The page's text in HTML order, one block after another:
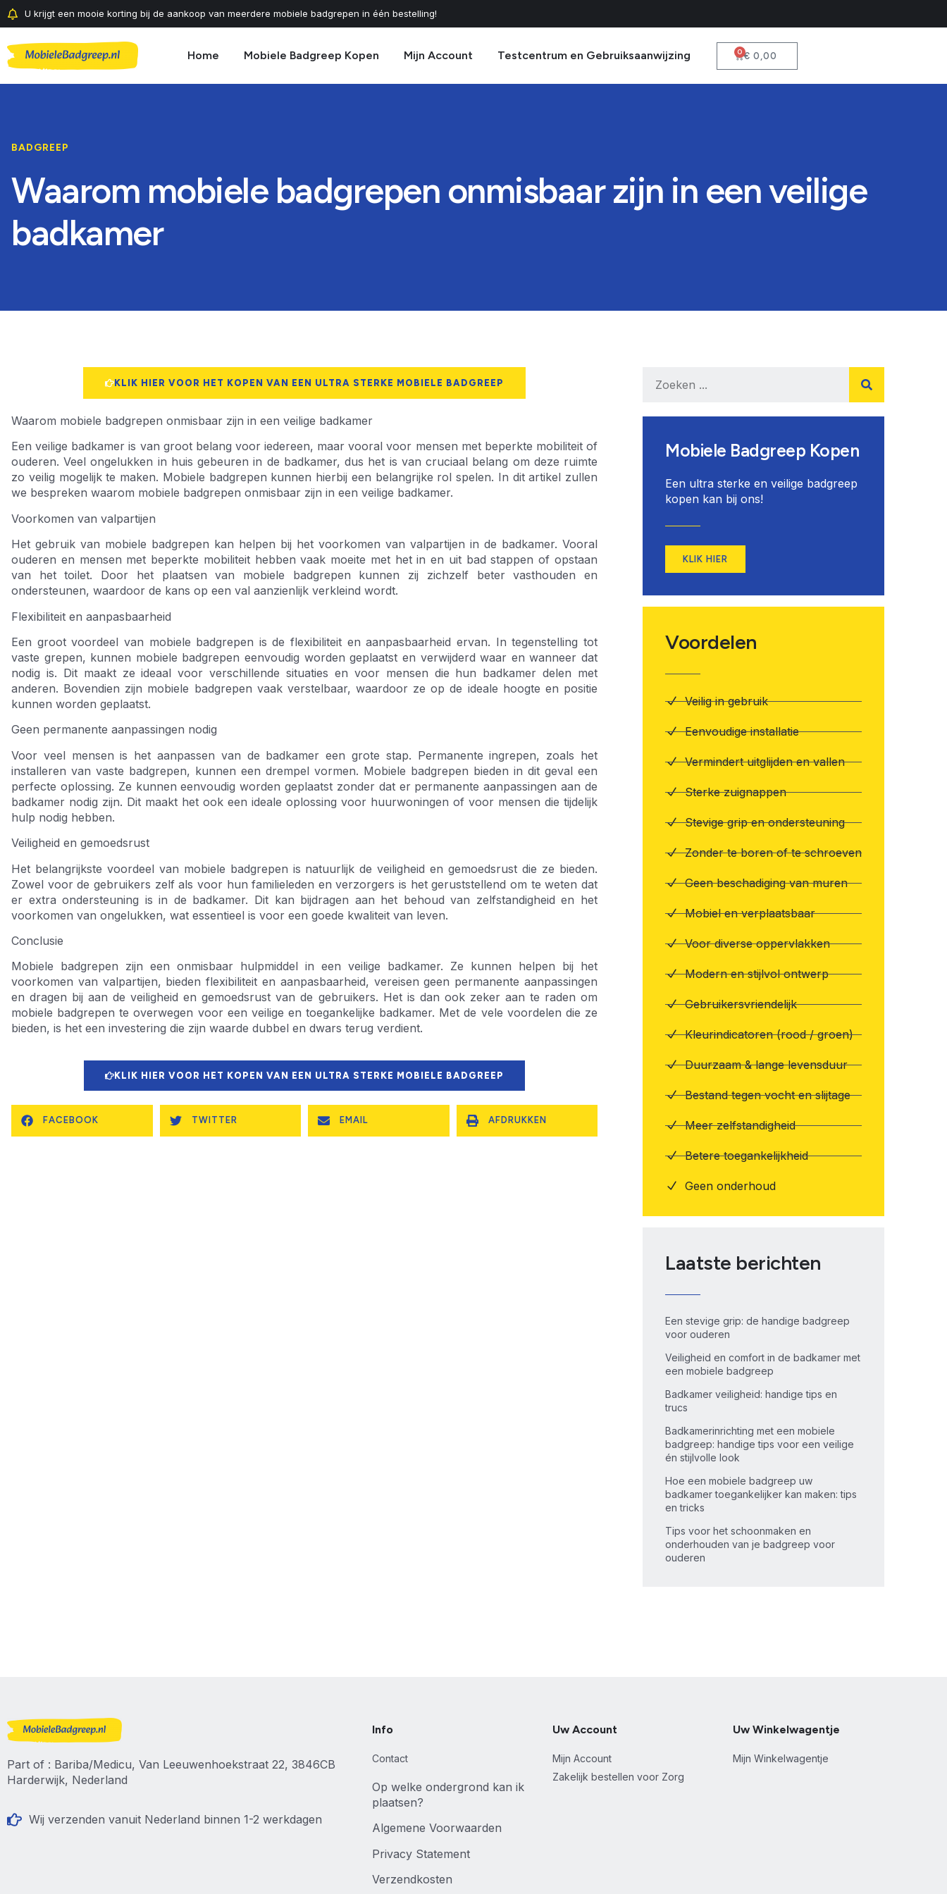
U krijgt een mooie korting bij de aankoop van meerdere mobiele badgrepen in één bestelling!
Home Mobiele Badgreep Kopen Mijn Account Testcentrum en Gebruiksaanwijzing € 0,00
0
BADGREEP
Waarom mobiele badgrepen onmisbaar zijn in een veilige
badkamer
KLIK HIER VOOR HET KOPEN VAN EEN ULTRA STERKE MOBIELE BADGREEP
Waarom mobiele badgrepen onmisbaar zijn in een veilige badkamer
Een veilige badkamer is van groot belang voor iedereen, maar vooral voor mensen met beperkte mobiliteit of
ouderen. Veel ongelukken in huis gebeuren in de badkamer, dus het is van cruciaal belang om deze ruimte
zo veilig mogelijk te maken. Mobiele badgrepen kunnen hierbij een belangrijke rol spelen. In dit artikel zullen
we bespreken waarom mobiele badgrepen onmisbaar zijn in een veilige badkamer.
Voorkomen van valpartijen
Het gebruik van mobiele badgrepen kan helpen bij het voorkomen van valpartijen in de badkamer. Vooral
ouderen en mensen met beperkte mobiliteit hebben vaak moeite met het in en uit bad stappen of opstaan
van het toilet. Door het plaatsen van mobiele badgrepen kunnen zij zichzelf beter vasthouden en
ondersteunen, waardoor de kans op een val aanzienlijk verkleind wordt.
Flexibiliteit en aanpasbaarheid
Een groot voordeel van mobiele badgrepen is de flexibiliteit en aanpasbaarheid ervan. In tegenstelling tot
vaste grepen, kunnen mobiele badgrepen eenvoudig worden geplaatst en verwijderd waar en wanneer dat
nodig is. Dit maakt ze ideaal voor verschillende situaties en voor mensen die hun badkamer delen met
anderen. Bovendien zijn mobiele badgrepen vaak verstelbaar, waardoor ze op de ideale hoogte en positie
kunnen worden geplaatst.
Geen permanente aanpassingen nodig
Voor veel mensen is het aanpassen van de badkamer een grote stap. Permanente ingrepen, zoals het
installeren van vaste badgrepen, kunnen een drempel vormen. Mobiele badgrepen bieden in dit geval een
perfecte oplossing. Ze kunnen eenvoudig worden geplaatst zonder dat er permanente aanpassingen aan de
badkamer nodig zijn. Dit maakt het ook een ideale oplossing voor huurwoningen of voor mensen die tijdelijk
hulp nodig hebben.
Veiligheid en gemoedsrust
Het belangrijkste voordeel van mobiele badgrepen is natuurlijk de veiligheid en gemoedsrust die ze bieden.
Zowel voor de gebruikers zelf als voor hun familieleden en verzorgers is het geruststellend om te weten dat
er extra ondersteuning is in de badkamer. Dit kan bijdragen aan het behoud van zelfstandigheid en het
voorkomen van ongelukken, wat essentieel is voor een goede kwaliteit van leven.
Conclusie
Mobiele badgrepen zijn een onmisbaar hulpmiddel in een veilige badkamer. Ze kunnen helpen bij het
voorkomen van valpartijen, bieden flexibiliteit en aanpasbaarheid, vereisen geen permanente aanpassingen
en dragen bij aan de veiligheid en gemoedsrust van de gebruikers. Het is dan ook zeker aan te raden om
mobiele badgrepen te overwegen voor een veilige en toegankelijke badkamer. Met de vele voordelen die ze
bieden, is het een investering die zijn waarde dubbel en dwars terug verdient.
KLIK HIER VOOR HET KOPEN VAN EEN ULTRA STERKE MOBIELE BADGREEP
FACEBOOK TWITTER EMAIL AFDRUKKEN
Mobiele Badgreep Kopen
Een ultra sterke en veilige badgreep
kopen kan bij ons!
KLIK HIER
Voordelen
Veilig in gebruik
Eenvoudige installatie
Vermindert uitglijden en vallen
Sterke zuignappen
Stevige grip en ondersteuning
Zonder te boren of te schroeven
Geen beschadiging van muren
Mobiel en verplaatsbaar
Voor diverse oppervlakken
Modern en stijlvol ontwerp
Gebruikersvriendelijk
Kleurindicatoren (rood / groen)
Duurzaam & lange levensduur
Bestand tegen vocht en slijtage
Meer zelfstandigheid
Betere toegankelijkheid
Geen onderhoud
Laatste berichten
Een stevige grip: de handige badgreep
voor ouderen
Veiligheid en comfort in de badkamer met
een mobiele badgreep
Badkamer veiligheid: handige tips en
trucs
Badkamerinrichting met een mobiele
badgreep: handige tips voor een veilige
én stijlvolle look
Hoe een mobiele badgreep uw
badkamer toegankelijker kan maken: tips
en tricks
Tips voor het schoonmaken en
onderhouden van je badgreep voor
ouderen
Part of : Bariba/Medicu, Van Leeuwenhoekstraat 22, 3846CB
Harderwijk, Nederland
Wij verzenden vanuit Nederland binnen 1-2 werkdagen
Info
Contact
Op welke ondergrond kan ik
plaatsen?
Algemene Voorwaarden
Privacy Statement
Verzendkosten
Uw Account
Mijn Account
Zakelijk bestellen voor Zorg
Uw Winkelwagentje
Mijn Winkelwagentje